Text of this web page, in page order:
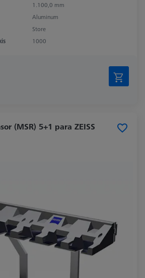
1.100,0 mm
Aluminum
Store
1000
(MSR) 5+1 para ZEISS